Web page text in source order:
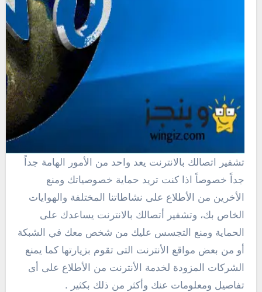
تشفير اتصالك بالانترنت يعد واحد من الأمور الهامة جداً
جداً خصوصاً اذا كنت تريد حماية خصوصياتك ومنع
الأخرين من الأطلاع على نشاطاتنا المختلفة والهوايات
الخاص بك، وتشفير أتصالك بالانترنت يساعدك على
الحماية ومنع التجسس عليك من شخص معك في الشبكة
أو من بعض مواقع الأنترنت التى تقوم بزيارتها كما يمنع
الشركات المزودة لخدمة الأنترنت من الأطلاع على أى
تفاصيل ومعلومات عنك وأكثر من ذلك بكثير .